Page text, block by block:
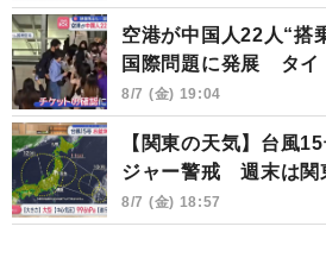
空港が中国人22人“搭
国際問題に発展 タイ
8/7 (金) 19:04
【関東の天気】台風
ジャー警戒 週末は関
8/7 (金) 18:57